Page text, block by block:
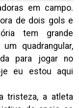
em campo.
de dois gols e
tem grande
quadrangular,
para jogar no
eu estou aqui
tristeza, a atleta